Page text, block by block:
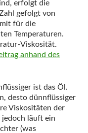
erfolgt die
gefolgt von
für die
Temperaturen.
Viskosität.
anhand des
ist das Öl.
desto dünnflüssiger
Viskositäten der
läuft ein
(was